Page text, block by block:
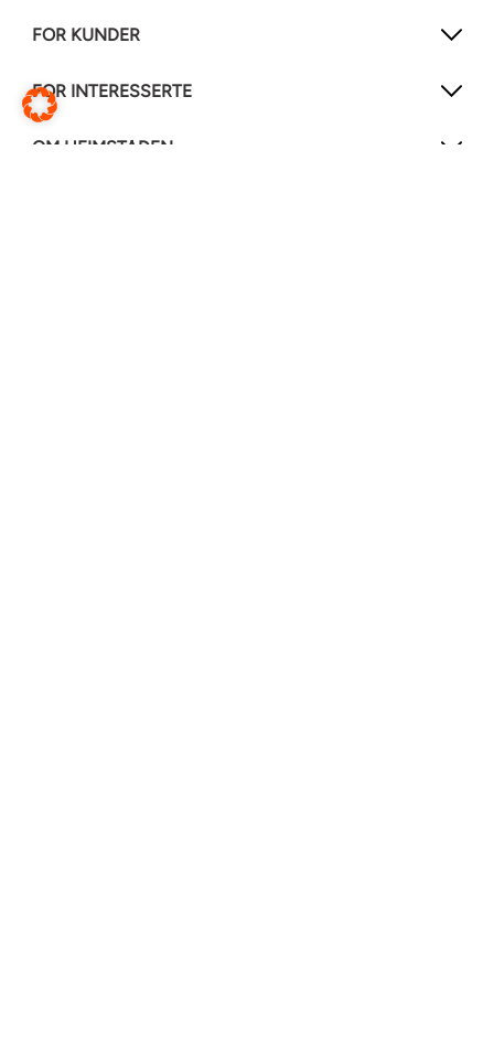
FOR KUNDER
FOR INTERESSERTE
OM HEIMSTADEN